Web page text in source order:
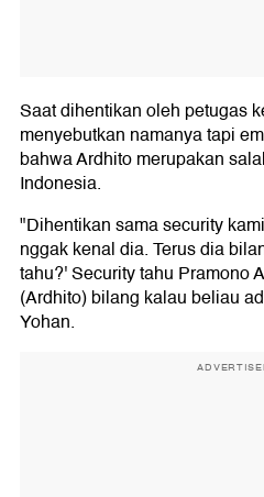
Saat dihentikan oleh petugas
menyebutkan namanya tapi
bahwa Ardhito merupakan
Indonesia.
"Dihentikan sama security
nggak kenal dia. Terus dia
tahu?' Security tahu Pramono
(Ardhito) bilang kalau beliau
Yohan.